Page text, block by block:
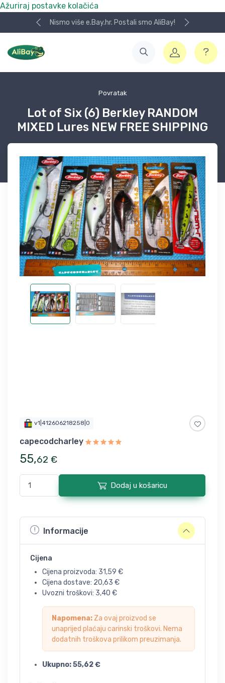
Ažuriraj postavke kolačića
Nismo više e.Bay.hr. Postali smo AliBay!
Povratak
Lot of Six (6) Berkley RANDOM
MIXED Lures NEW FREE SHIPPING
v1|412606218258|0
capecodcharley
55,62 €
Dodaj u košaricu
Informacije
Cijena
Cijena proizvoda: 31,59 €
Cijena dostave: 20,63 €
Uvozni troškovi: 3,40 €
Napomena: Za ovaj proizvod se
unaprijed plaćaju carinski troškovi. Nema
dodatnih troškova prilikom preuzimanja.
Ukupno:55,62€